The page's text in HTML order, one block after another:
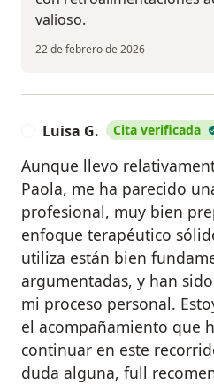
valioso.
22 de febrero de 2026
Luisa G. Cita verificada
Aunque llevo
Paola, me ha parecido
profesional, muy bien
enfoque terapéutico
utiliza están bien
argumentadas, y han
mi proceso personal.
el acompañamiento que
continuar en este
duda alguna, full